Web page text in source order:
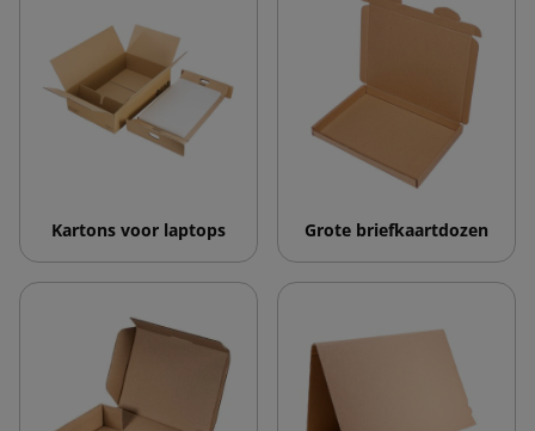
Kartons voor laptops Grote briefkaartdozen